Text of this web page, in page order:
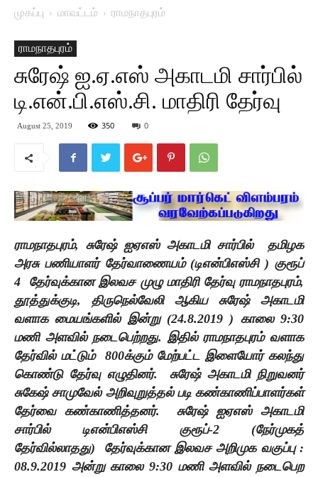
முகப்பு மாவட்டம் ராமநாதபுரம்
ராமநாதபுரம்
சுரேஷ் ஐ.ஏ.எஸ் அகாடமி சார்பில்
டி.என்.பி.எஸ்.சி. மாதிரி தேர்வு
August 25, 2019 350 0
ராமநாதபுரம், சுரேஷ் ஐஏஎஸ் அகாடமி சார்பில்
தமிழக
அரசு பணியாளர் தேர்வாணையம் (டிஎன்பிஎஸ்சி ) குரூப்
4 தேர்வுக்கான இலவச முழு மாதிரி தேர்வு ராமநாதபுரம்,
தூத்துக்குடி, திருநெல்வேலி ஆகிய சுரேஷ் அகாடமி
வளாக மையங்களில் இன்று (24.8.2019 ) காலை9:30
மணி அளவில் நடைபெற்றது. இதில் ராமநாதபுரம் வளாக
தேர்வில் மட்டும்800க்கும் மேற்பட்ட இளையோர் கலந்து
கொண்டு தேர்வு எழுதினர்.
சுரேஷ் அகாடமி நிறுவனர்
சுகேஷ் சாமுவேல் அறிவுறுத்தல் படி கண்காணிப்பாளர்கள்
தேர்வை கண்காணித்தனர்.
சுரேஷ் ஐஏஎஸ் அகாடமி
சார்பில் டிஎன்பிஎஸ்சி குரூப்-2 (நேர்முகத்
தேர்வில்லாதது)
தேர்வுக்கான இலவச அறிமுக வகுப்பு :
08.9.2019 அன்று காலை9:30 மணி அளவில் நடைபெற